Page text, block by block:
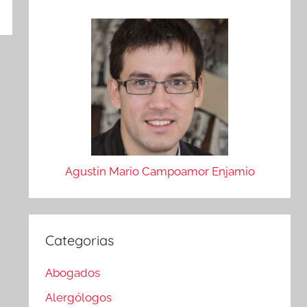
Agustin Mario Campoamor Enjamio
Categorias
Abogados
Alergólogos